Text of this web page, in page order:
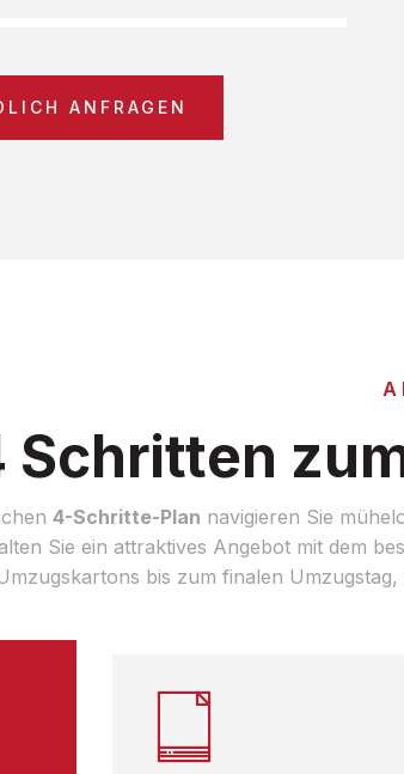
ANFRAGEN
Schritten
4-Schritte-Plan navigieren Sie
Sie ein attraktives Angebot mit dem
bis zum finalen